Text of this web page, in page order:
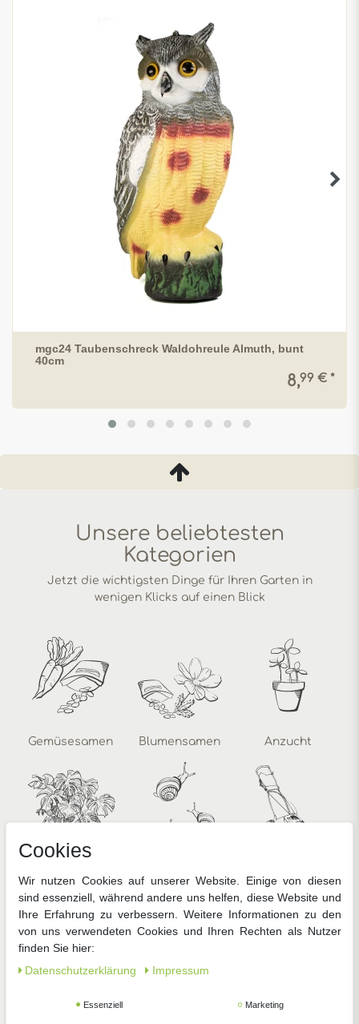
mgc24 Taubenschreck Waldohreule Almuth, bunt
40cm
8,99 € *
Unsere beliebtesten
Kategorien
Jetzt die wichtigsten Dinge für Ihren Garten in
wenigen Klicks auf einen Blick
Gemüsesamen Blumensamen Anzucht
Zimmerpflanzen Pflanzenschutz Gartengeräte
Zubehör
Cookies
Wir nutzen Cookies auf unserer Website. Einige von diesen
sind essenziell, während andere uns helfen, diese Website und
Ihre Erfahrung zu verbessern. Weitere Informationen zu den
von uns verwendeten Cookies und Ihren Rechten als Nutzer
finden Sie hier:
Daten­schutz­erklärung
Impressum
Essenziell Marketing